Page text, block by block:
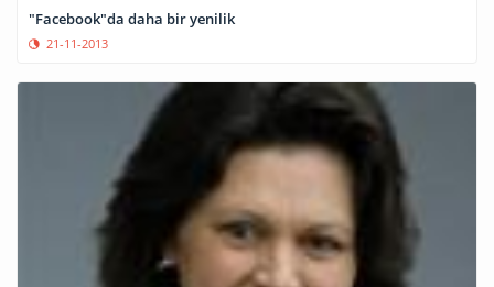
"Facebook"da daha bir yenilik
21-11-2013